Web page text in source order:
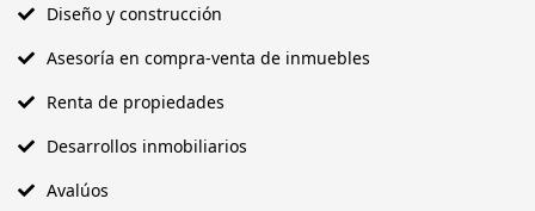
Diseño y construcción
Asesoría en compra-venta de inmuebles
Renta de propiedades
Desarrollos inmobiliarios
Avalúos